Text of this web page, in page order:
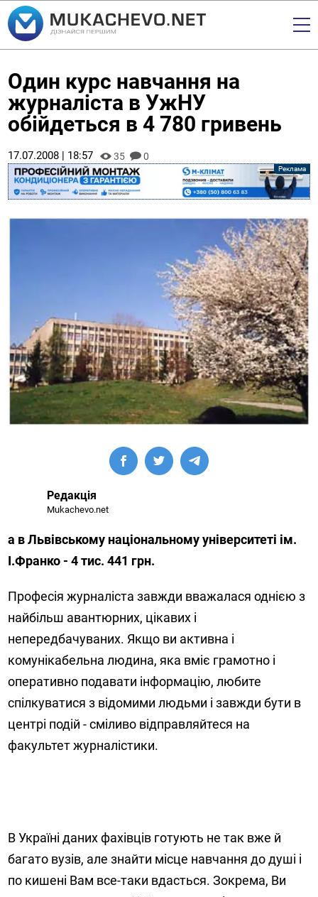
Один курс навчання на
журналіста в УжНУ
обійдеться в 4 780 гривень
17.07.2008 | 18:57 35 0
Редакція
Mukachevo.net
а в Львівському національному університеті ім.
І.Франко - 4 тис. 441 грн.
Професія журналіста завжди вважалася однією з
найбільш авантюрних, цікавих і
непередбачуваних. Якщо ви активна і
комунікабельна людина, яка вміє грамотно і
оперативно подавати інформацію, любите
спілкуватися з відомими людьми і завжди бути в
центрі подій - сміливо відправляйтеся на
факультет журналістики.
В Україні даних фахівців готують не так вже й
багато вузів, але знайти місце навчання до душі і
по кишені Вам все-таки вдасться. Зокрема, Ви